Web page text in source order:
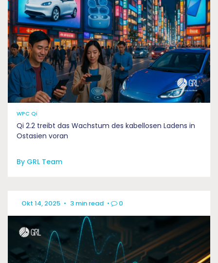
WPC Qi
Qi 2.2 treibt das Wachstum des kabellosen Ladens in
Ostasien voran
By GRL Team
Okt 14, 2025 • 3 min read • 0